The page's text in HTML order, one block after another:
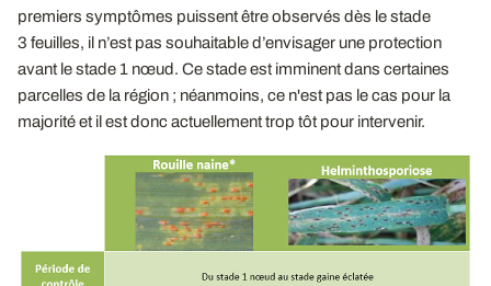
premiers symptômes puissent être observés dès le stade
3 feuilles, il n’est pas souhaitable d’envisager une protection
avant le stade 1 nœud. Ce stade est imminent dans certaines
parcelles de la région ; néanmoins, ce n'est pas le cas pour la
majorité et il est donc actuellement trop tôt pour intervenir.